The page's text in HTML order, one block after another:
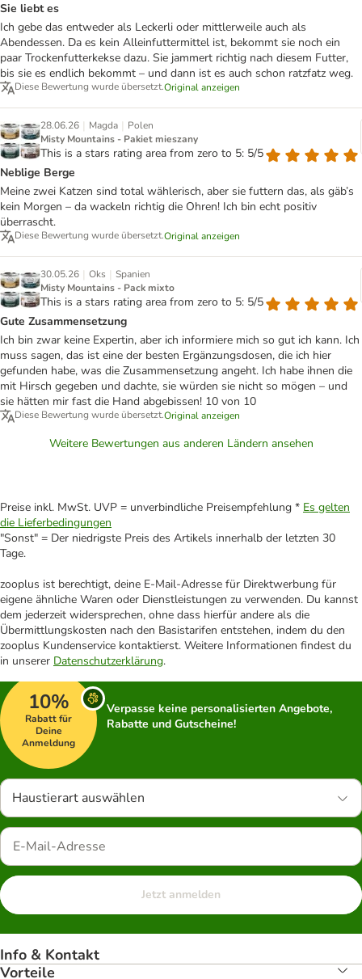
Sie liebt es
Ich gebe das entweder als Leckerli oder mittlerweile auch als
Abendessen. Da es kein Alleinfuttermittel ist, bekommt sie noch ein
paar Trockenfutterkekse dazu. Sie jammert richtig nach diesem Futter,
bis sie es endlich bekommt – und dann ist es auch schon ratzfatz weg.
Diese Bewertung wurde übersetzt.Original anzeigen
28.06.26 | Magda | Polen
Misty Mountains - Pakiet mieszany
This is a stars rating area from zero to 5: 5/5
Neblige Berge
Meine zwei Katzen sind total wählerisch, aber sie futtern das, als gäb’s
kein Morgen – da wackeln richtig die Ohren! Ich bin echt positiv
überrascht.
Diese Bewertung wurde übersetzt.Original anzeigen
30.05.26 | Oks | Spanien
Misty Mountains - Pack mixto
This is a stars rating area from zero to 5: 5/5
Gute Zusammensetzung
Ich bin zwar keine Expertin, aber ich informiere mich so gut ich kann. Ich
muss sagen, das ist eine der besten Ergänzungsdosen, die ich hier
gefunden habe, was die Zusammensetzung angeht. Ich habe ihnen die
mit Hirsch gegeben und dachte, sie würden sie nicht so mögen – und
sie hätten mir fast die Hand abgebissen! 10 von 10
Diese Bewertung wurde übersetzt.Original anzeigen
Weitere Bewertungen aus anderen Ländern ansehen
Preise inkl. MwSt. UVP = unverbindliche Preisempfehlung * Es gelten
die Lieferbedingungen
"Sonst" = Der niedrigste Preis des Artikels innerhalb der letzten 30
Tage.
zooplus ist berechtigt, deine E-Mail-Adresse für Direktwerbung für
eigene ähnliche Waren oder Dienstleistungen zu verwenden. Du kannst
dem jederzeit widersprechen, ohne dass hierfür andere als die
Übermittlungskosten nach den Basistarifen entstehen, indem du den
zooplus Kundenservice kontaktierst. Weitere Informationen findest du
in unserer Datenschutzerklärung.
10%
Rabatt für
Deine
Anmeldung
Verpasse keine personalisierten Angebote,
Rabatte und Gutscheine!
Haustierart auswählen
Jetzt anmelden
Info & Kontakt
Vorteile